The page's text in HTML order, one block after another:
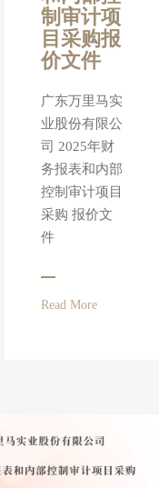
制审计项
目采购报
价文件
广东万里马实
业股份有限公
司 2025年财
务报表和内部
控制审计项目
采购 报价文
件
Read More